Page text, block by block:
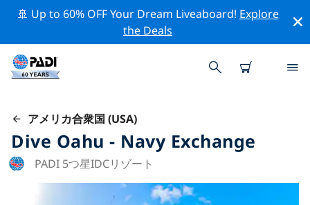
🚢 Up to 60% OFF Your Dream Liveaboard! Explore
the Deals
アメリカ合衆国 (USA)
Dive Oahu - Navy Exchange
PADI 5つ星IDCリゾート